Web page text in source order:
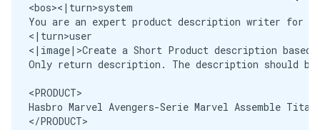
<bos><|turn>system
You are an expert product description writer for
<|turn>user
<|image|>Create a Short Product description based on
Only return description. The description should
<PRODUCT>
Hasbro Marvel Avengers-Serie Marvel Assemble
</PRODUCT>